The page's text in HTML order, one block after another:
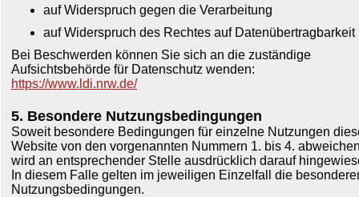
auf Widerspruch gegen die Verarbeitung
auf Widerspruch des Rechtes auf Datenübertragbarkeit
Bei Beschwerden können Sie sich an die zuständige
Aufsichtsbehörde für Datenschutz wenden:
https://www.ldi.nrw.de/
5. Besondere Nutzungsbedingungen
Soweit besondere Bedingungen für einzelne Nutzungen
Website von den vorgenannten Nummern 1. bis 4.
wird an entsprechender Stelle ausdrücklich darauf
In diesem Falle gelten im jeweiligen Einzelfall die
Nutzungsbedingungen.